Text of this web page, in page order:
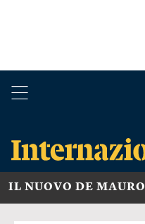
IL NUOVO DE MAURO